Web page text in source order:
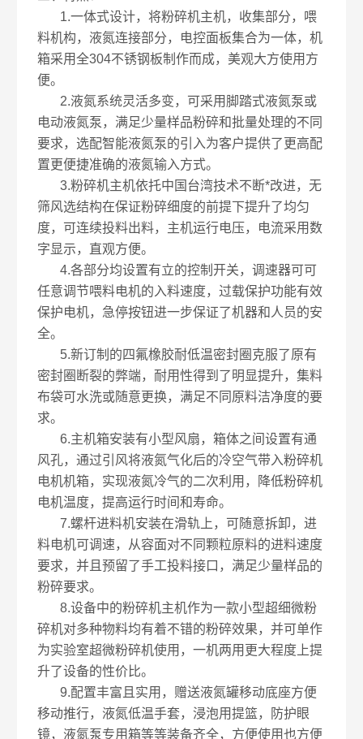
1.一体式设计，将粉碎机主机，收集部分，喂
料机构，液氮连接部分，电控面板集合为一体，机
箱采用全304不锈钢板制作而成，美观大方使用方
便。
2.液氮系统灵活多变，可采用脚踏式液氮泵或
电动液氮泵，满足少量样品粉碎和批量处理的不同
要求，选配智能液氮泵的引入为客户提供了更高配
置更便捷准确的液氮输入方式。
3.粉碎机主机依托中国台湾技术不断*改进，无
筛风选结构在保证粉碎细度的前提下提升了均匀
度，可连续投料出料，主机运行电压，电流采用数
字显示，直观方便。
4.各部分均设置有立的控制开关，调速器可可
任意调节喂料电机的入料速度，过载保护功能有效
保护电机，急停按钮进一步保证了机器和人员的安
全。
5.新订制的四氟橡胶耐低温密封圈克服了原有
密封圈断裂的弊端，耐用性得到了明显提升，集料
布袋可水洗或随意更换，满足不同原料洁净度的要
求。
6.主机箱安装有小型风扇，箱体之间设置有通
风孔，通过引风将液氮气化后的冷空气带入粉碎机
电机机箱，实现液氮冷气的二次利用，降低粉碎机
电机温度，提高运行时间和寿命。
7.螺杆进料机安装在滑轨上，可随意拆卸，进
料电机可调速，从容面对不同颗粒原料的进料速度
要求，并且预留了手工投料接口，满足少量样品的
粉碎要求。
8.设备中的粉碎机主机作为一款小型超细微粉
碎机对多种物料均有着不错的粉碎效果，并可单作
为实验室超微粉碎机使用，一机两用更大程度上提
升了设备的性价比。
9.配置丰富且实用，赠送液氮罐移动底座方便
移动推行，液氮低温手套，浸泡用提篮，防护眼
镜，液氮泵专用箱等等装备齐全，方便使用也方便